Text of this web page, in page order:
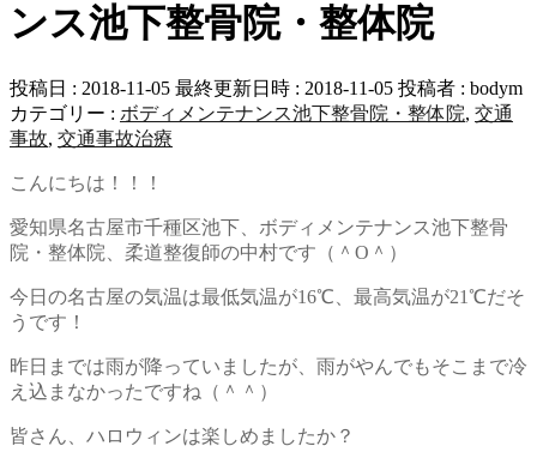
ンス池下整骨院・整体院
投稿日 : 2018-11-05 最終更新日時 : 2018-11-05 投稿者 : bodym
カテゴリー : ボディメンテナンス池下整骨院・整体院, 交通
事故, 交通事故治療
こんにちは！！！
愛知県名古屋市千種区池下、ボディメンテナンス池下整骨
院・整体院、柔道整復師の中村です（＾O＾）
今日の名古屋の気温は最低気温が16℃、最高気温が21℃だそ
うです！
昨日までは雨が降っていましたが、雨がやんでもそこまで冷
え込まなかったですね（＾＾）
皆さん、ハロウィンは楽しめましたか？